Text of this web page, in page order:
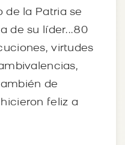
de la Patria se
de su líder...80
virtudes
de
feliz a